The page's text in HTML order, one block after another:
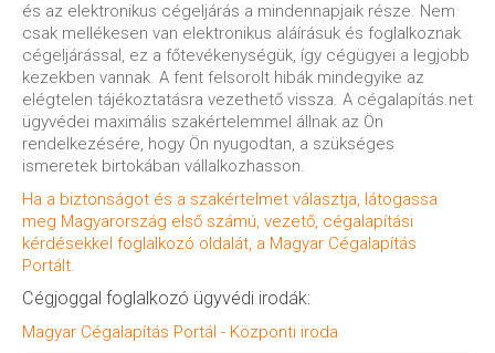
és az elektronikus cégeljárás a mindennapjaik része. Nem
csak mellékesen van elektronikus aláírásuk és foglalkoznak
cégeljárással, ez a főtevékenységük, így cégügyei a legjobb
kezekben vannak. A fent felsorolt hibák mindegyike az
elégtelen tájékoztatásra vezethető vissza. A cégalapítás.net
ügyvédei maximális szakértelemmel állnak az Ön
rendelkezésére, hogy Ön nyugodtan, a szükséges
ismeretek birtokában vállalkozhasson.
Ha a biztonságot és a szakértelmet választja, látogassa
meg Magyarország első számú, vezető, cégalapítási
kérdésekkel foglalkozó oldalát, a Magyar Cégalapítás
Portált.
Cégjoggal foglalkozó ügyvédi irodák:
Magyar Cégalapítás Portál - Központi iroda